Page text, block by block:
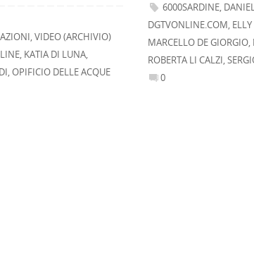
,VIDEO (ARCHIVIO)
, KATIA DI LUNA,
,OPIFICIO DELLE ACQUE
6000SARDINE,
DGTVONLINE.COM,
MARCELLO DE GIORGIO,
ROBERTA LI CALZI,
0